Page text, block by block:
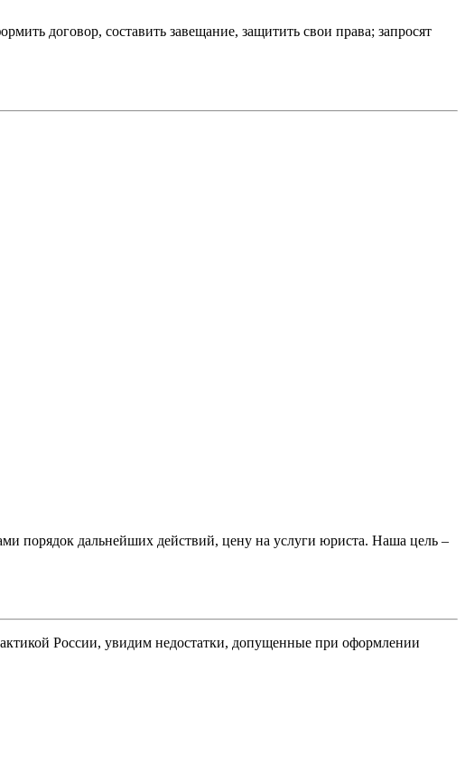
договор, составить завещание, защитить свои права; запросят
порядок дальнейших действий, цену на услуги юриста. Наша цель –
России, увидим недостатки, допущенные при оформлении